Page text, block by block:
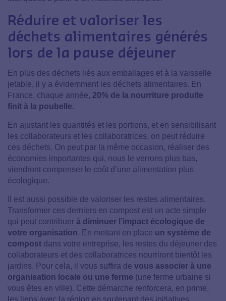
Réduire et valoriser les
déchets alimentaires générés
lors de la pause déjeuner
En plus des déchets liés aux emballages et à la vaisselle
jetable, il y a évidemment les déchets alimentaires. En
France, chaque année, 20% de la nourriture produite
finit à la poubelle.
En ajustant les quantités et les portions, et en sensibilisant
les collaborateurs et les collaboratrices, on peut réduire
ces déchets. On peut par la même occasion, réaliser des
économies importantes qui, nous le verrons plus bas,
viendront compenser le coût d’une alimentation plus
écologique.
Il est aussi possible de valoriser les restes alimentaires.
Transformer ces derniers en compost est un acte simple
qui peut contribuer à diminuer l’impact écologique de
votre organisation. En mettant en place un système de
compost dans votre entreprise, les restes du déjeuner des
collaborateurs et des collaboratrices nourriront bientôt les
jardins. Pour cela, il vous suffira de vous associer à une
organisation locale ou une ferme (une ferme urbaine si
vous êtes en ville). Cette démarche renforcera, en prime,
les liens avec la région en soutenant des initiatives